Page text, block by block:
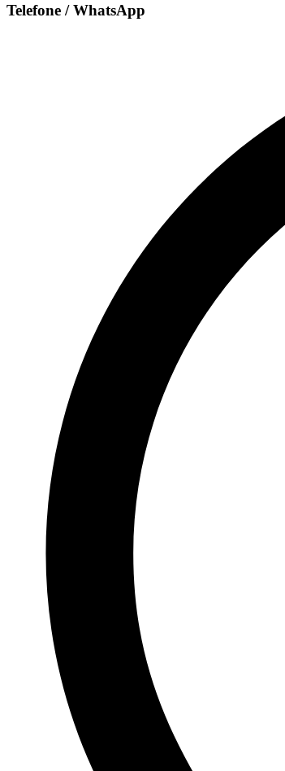
Telefone / WhatsApp